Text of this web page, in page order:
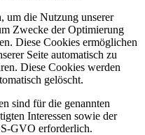
um die Nutzung unserer
Zwecke der Optimierung
Diese Cookies ermöglichen
Seite automatisch zu
Diese Cookies werden
gelöscht.
sind für die genannten
Interessen sowie der
GVO erforderlich.